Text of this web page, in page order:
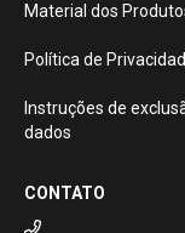
Material dos
Política de
Instruções de
dados
CONTATO